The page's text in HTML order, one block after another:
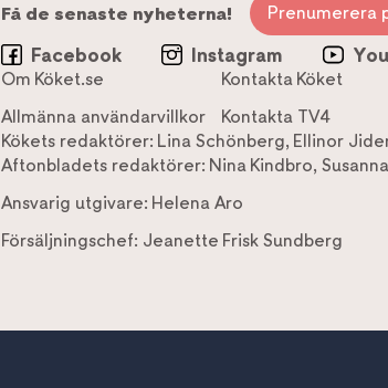
Få de senaste nyheterna! Prenumerera
Facebook Instagram
Om Köket.se Kontakta Köket
Allmänna användarvillkor
Kontakta TV4
Kökets redaktörer: Lina Schönberg, Ellinor
Aftonbladets redaktörer: Nina Kindbro,
Ansvarig utgivare: Helena Aro
Försäljningschef: Jeanette Frisk Sundberg